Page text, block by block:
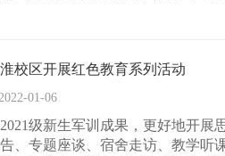
校区开展红色教育系列活动
01-06
级新生军训成果，更好地开
、专题座谈、宿舍走访、教学听